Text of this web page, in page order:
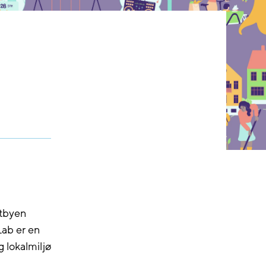
er en
lokalmiljø